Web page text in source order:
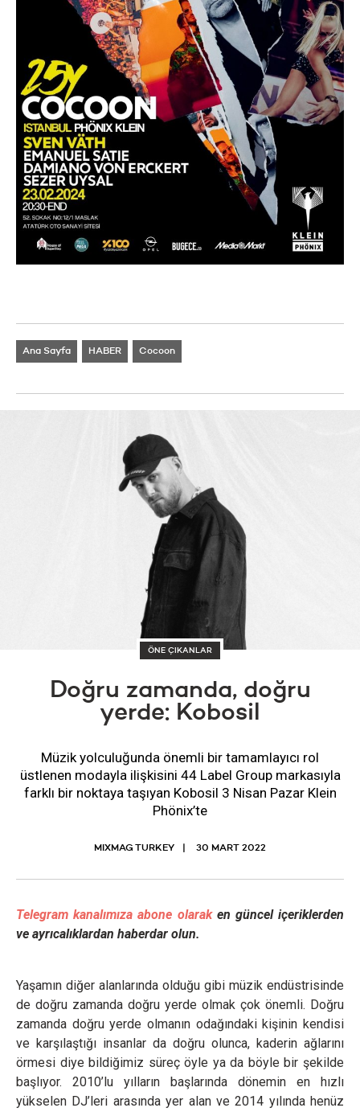
Ana Sayfa HABER Cocoon
ÖNE ÇIKANLAR
Doğru zamanda, doğru
yerde: Kobosil
Müzik yolculuğunda önemli bir tamamlayıcı rol
üstlenen modayla ilişkisini 44 Label Group markasıyla
farklı bir noktaya taşıyan Kobosil 3 Nisan Pazar Klein
Phönix’te
MIXMAG TURKEY 30 MART 2022
Telegram kanalımıza abone olaraken güncel içeriklerden
ve ayrıcalıklardan haberdar olun.
Yaşamın diğer alanlarında olduğu gibi müzik endüstrisinde
de doğru zamanda doğru yerde olmak çok önemli. Doğru
zamanda doğru yerde olmanın odağındaki kişinin kendisi
ve karşılaştığı insanlar da doğru olunca, kaderin ağlarını
örmesi diye bildiğimiz süreç öyle ya da böyle bir şekilde
başlıyor. 2010’lu yılların başlarında dönemin en hızlı
yükselen DJ’leri arasında yer alan ve 2014 yılında henüz